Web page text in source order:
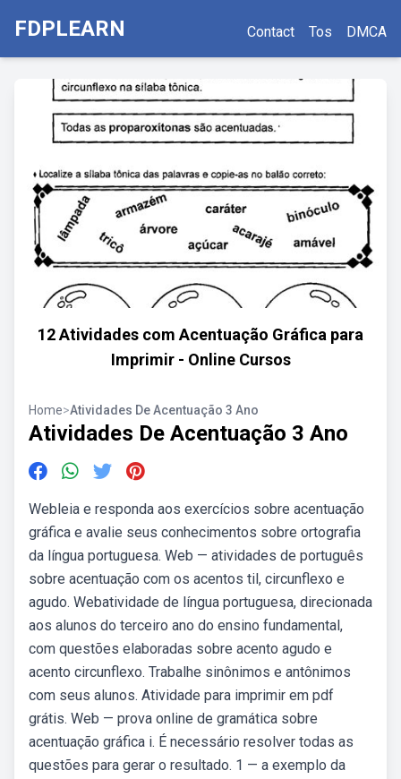
FDPLEARN Contact Tos DMCA
12 Atividades com Acentuação Gráfica para
Imprimir - Online Cursos
Home>Atividades De Acentuação 3 Ano
Atividades De Acentuação 3 Ano
Webleia e responda aos exercícios sobre acentuação
gráfica e avalie seus conhecimentos sobre ortografia
da língua portuguesa. Web — atividades de português
sobre acentuação com os acentos til, circunflexo e
agudo. Webatividade de língua portuguesa, direcionada
aos alunos do terceiro ano do ensino fundamental,
com questões elaboradas sobre acento agudo e
acento circunflexo. Trabalhe sinônimos e antônimos
com seus alunos. Atividade para imprimir em pdf
grátis. Web — prova online de gramática sobre
acentuação gráfica i. É necessário resolver todas as
questões para gerar o resultado. 1 — a exemplo da